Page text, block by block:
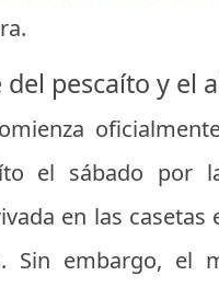
del pescaíto y el
el sábado por
en las casetas
Sin embargo, el